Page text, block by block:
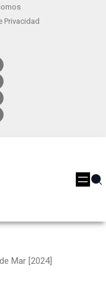
Privacidad
Mar [2024]